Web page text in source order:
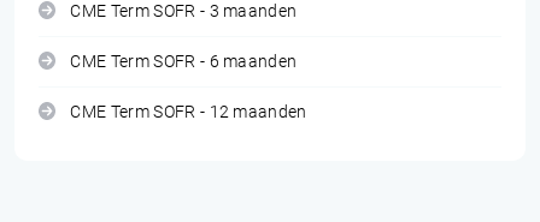
CME Term SOFR - 3 maanden
CME Term SOFR - 6 maanden
CME Term SOFR - 12 maanden